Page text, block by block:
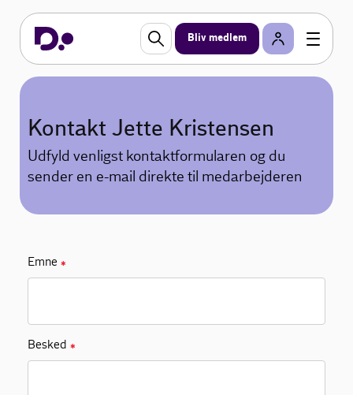
Bliv medlem
Kontakt Jette Kristensen
Udfyld venligst kontaktformularen og du
sender en e-mail direkte til medarbejderen
Emne ✱
Besked ✱